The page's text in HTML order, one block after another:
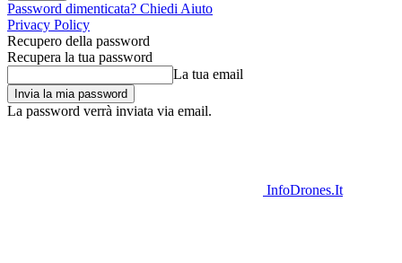
Password dimenticata? Chiedi Aiuto
Privacy Policy
Recupero della password
Recupera la tua password
La tua email
La password verrà inviata via email.
InfoDrones.It